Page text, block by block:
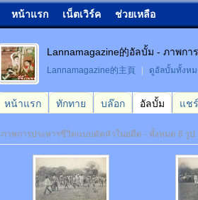
หน้าแรก เน็ตเวิร์ค ช่วยเหลือ
Lannamagazine的อัลบั้ม - ภาพก
Lannamagazine的主頁 ดูอัลบั้มทั้งห
หน้าแรก ทักทาย บล๊อก อัลบั้ม แชร์
ภาพการประหารชีวิตแบบตัดหัวในอดีต - ทั้งหมด 6 รูป